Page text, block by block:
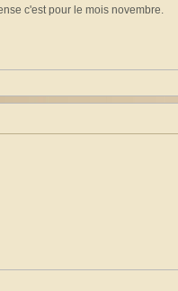
c'est pour le mois novembre.